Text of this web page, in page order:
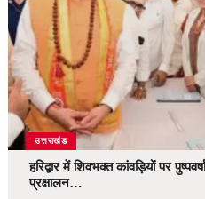
उत्तराखंड
हरिद्वार में शिवभक्त कांवड़ियों पर
प्रक्षालन…